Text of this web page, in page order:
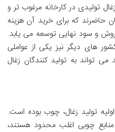
تولیدی در کارخانه مرغوب تر و
حاضرند که برای خرید آن هزینه
و سود نهایی توسعه می یابد.
های دیگر نیز یکی از عواملی
تواند به تولید کنندگان زغال
تولید زغال، چوب بوده است.
چوبی اغلب محدود هستند،